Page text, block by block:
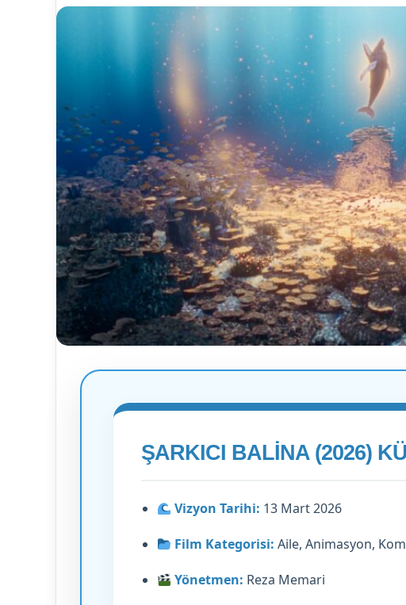
ŞARKICI BALINA (2026)
Vizyon Tarihi: 13 Mart 2026
Film Kategorisi: Aile, Animasyon,
Yönetmen: Reza Memari
Arabesk
müziğin
yaşatıyor
Arabesk müziğin efsane ruhunu